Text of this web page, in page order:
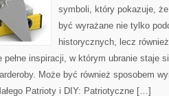
symboli, który pokazuje,
być wyrażane nie tylko
historycznych, lecz
inspiracji, w którym ubranie staje
Może być również sposobem
Patrioty i DIY: Patriotyczne […]